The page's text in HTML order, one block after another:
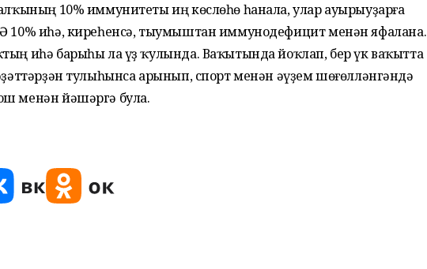
10% иммунитеты иң көслөһө һанала, улар ауырыуҙарға
10% иһә, киреһенсә, тыумыштан иммунодефицит менән яфалана.
иһә барыһы ла үҙ ҡулында. Ваҡытында йоҡлап, бер үк ваҡытта
тулыһынса арынып, спорт менән әүҙем шөғөлләнгәндә
менән йәшәргә була.